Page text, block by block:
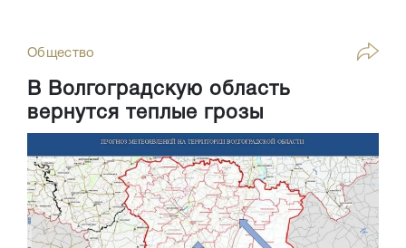
Общество
В Волгоградскую область
вернутся теплые грозы